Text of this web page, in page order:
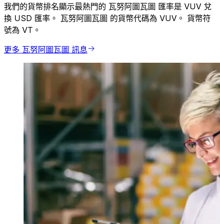
我們的貨幣排名顯示最熱門的 瓦努阿圖瓦圖 匯率是 VUV 兌
換 USD 匯率。 瓦努阿圖瓦圖 的貨幣代碼為 VUV。 貨幣符
號為 VT。
更多 瓦努阿圖瓦圖 訊息